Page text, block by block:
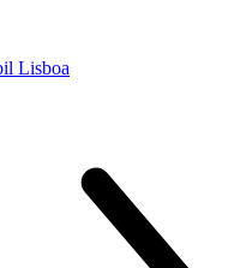
Lisboa